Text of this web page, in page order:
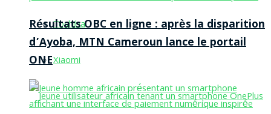
Toshiba
Xiaomi
Résultats OBC en ligne : après la disparition
d’Ayoba, MTN Cameroun lance le portail
ONE